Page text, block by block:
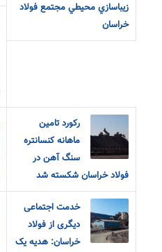
زيباسازي محيطي مجتمع فولاد
خراسان
رکورد تامین
ماهانه کنسانتره
سنگ آهن در
فولاد خراسان شکسته شد
خدمت اجتماعی
دیگری از فولاد
خراسان: هدیه یک